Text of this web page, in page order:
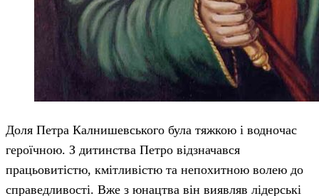
Доля Петра Калнишевського була тяжкою і водночас
героїчною. З дитинства Петро відзначався
працьовитістю, кмітливістю та непохитною волею до
справедливості. Вже з юнацтва він виявляв лідерські